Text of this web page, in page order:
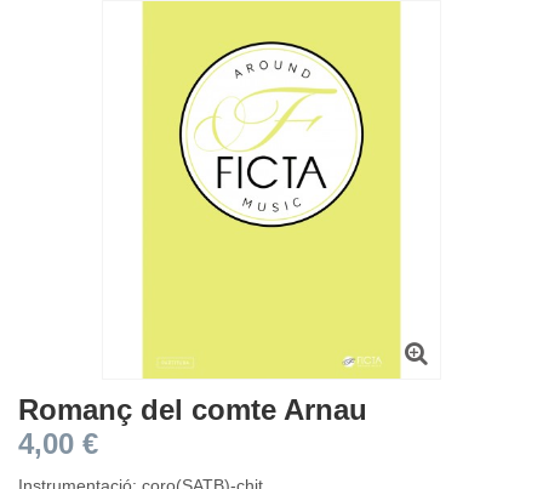
Romanç del comte Arnau
4,00 €
Instrumentació: coro(SATB)-chit